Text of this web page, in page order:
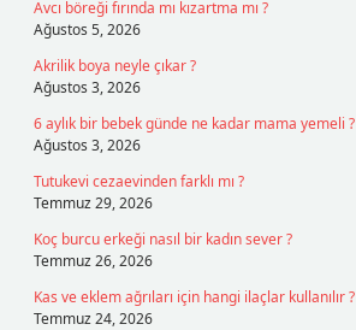
Avcı böreği fırında mı kızartma mı ?
Ağustos 5, 2026
Akrilik boya neyle çıkar ?
Ağustos 3, 2026
6 aylık bir bebek günde ne kadar mama yemeli ?
Ağustos 3, 2026
Tutukevi cezaevinden farklı mı ?
Temmuz 29, 2026
Koç burcu erkeği nasıl bir kadın sever ?
Temmuz 26, 2026
Kas ve eklem ağrıları için hangi ilaçlar kullanılır ?
Temmuz 24, 2026